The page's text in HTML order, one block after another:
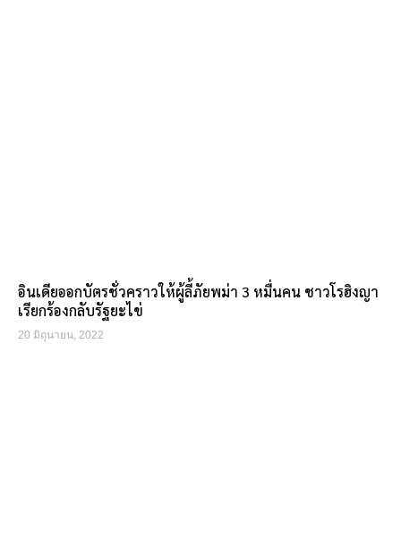
อินเดียออกบัตรชั่วคราวให้ผู้ลี้ภัยพม่า 3 หมื่นคน ชาวโรฮิงญา
เรียกร้องกลับรัฐยะไข่
20 มิถุนายน, 2022